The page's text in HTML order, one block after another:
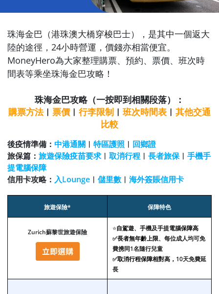
珠海金巴（港珠澳大橋穿梭巴士），是其中一個返大
陸的途徑， 24小時營運，價錢亦相當便宜。
MoneyHero為大家整理購票、預約、票價、班次時
間表等乘坐珠海金巴攻略！
珠海金巴攻略（一按即到相關段落）：
購票方法︱ 票價 ︱ 行李限制 ︱ 班次時間表 ︱ 其他交通
比較
後疫情準備： 中港通關 ︱ 特區護照 ︱ 回鄉證
旅保篇： 旅遊保險疫苗要求︱ 取消行程 ︱ 長者旅保︱ 手機手
提電腦保障
信用卡攻略： 入Lounge ︱ 儲里數 ︱ 海外簽賬信用卡
旅遊保險* 保障特色
Zurich蘇黎世旅遊保險 ⭐自駕遊、手機及手提電腦保障高
✅長者無年齡上限、每位成人均可免
費携同1名隨行兒童
✅取消行程保障相對高， 10天免費延
長